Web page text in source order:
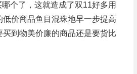
个了，这就造成了双11好多用
价商品鱼目混珠地早一步提高
到物美价廉的商品还是要货比